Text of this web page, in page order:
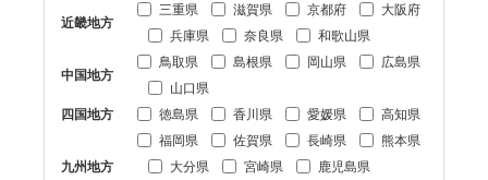
近畿地方
三重県 滋賀県 京都府
大阪府
兵庫県
奈良県 和歌山県
中国地方
鳥取県 島根県 岡山県
広島県
山口県
四国地方
徳島県 香川県 愛媛県 高知県
九州地方
福岡県 佐賀県 長崎県
熊本県
大分県
宮崎県
鹿児島県